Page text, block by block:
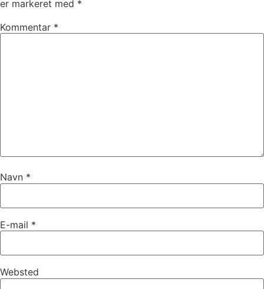
er markeret med *
Kommentar *
Navn *
E-mail *
Websted